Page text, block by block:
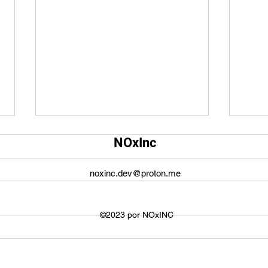
Qual é o tamanho da tela do
O tamanho da tela do YouTube
utilizada para visualizar os
O
de
NOxInc
noxinc.dev@proton.me
©2023 por NOxINC